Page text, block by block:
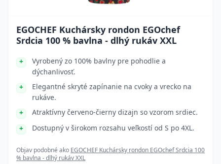
EGOCHEF Kuchársky rondon EGOchef
Srdcia 100 % bavlna - dlhý rukáv XXL
Vyrobený zo 100% bavlny pre pohodlie a
dýchanlivosť.
Elegantné skryté zapínanie na cvoky a vrecko na
rukáve.
Atraktívny červeno-čierny dizajn so vzorom srdiec.
Dostupný v širokom rozsahu veľkostí od S po 4XL.
Objav podobné ako EGOCHEF Kuchársky rondon EGOchef Srdcia 100
% bavlna - dlhý rukáv XXL